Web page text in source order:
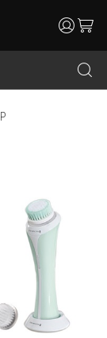
search
usercart